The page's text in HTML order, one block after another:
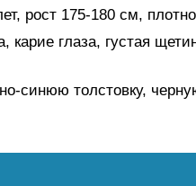
рост 175-180 см,
карие глаза, густая
синюю толстовку,